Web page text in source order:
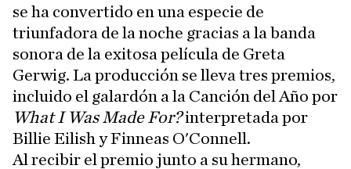
se ha convertido en una especie de
triunfadora de la noche gracias a la banda
sonora de la exitosa película de Greta
Gerwig. La producción se lleva tres premios,
incluido el galardón a la Canción del Año por
What I Was Made For?interpretada por
Billie Eilish y Finneas O'Connell.
Al recibir el premio junto a su hermano,